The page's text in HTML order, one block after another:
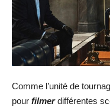
Comme l’unité de
pour filmerdifférentes